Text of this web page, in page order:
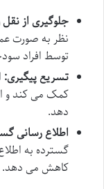
جلوگیری از نقل
نظر به صورت
توسط افراد
تسریع پیگیری:
کمک می کند و
دهد.
اطلاع رسانی
گسترده به
کاهش می دهد.